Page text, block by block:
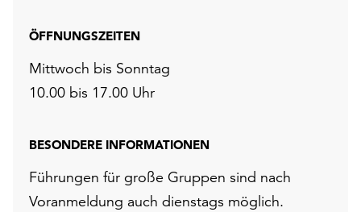
ÖFFNUNGSZEITEN
Mittwoch bis Sonntag
10.00 bis 17.00 Uhr
BESONDERE INFORMATIONEN
Führungen für große Gruppen sind nach
Voranmeldung auch dienstags möglich.